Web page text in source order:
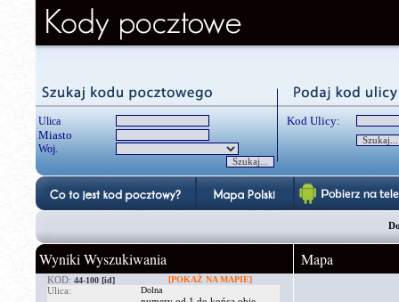
Ulica
Miasto
Woj.
Kod Ulicy:
Wyniki Wyszukiwania
KOD: 44-100 [id] [POKAŻ NA MAPIE]
Ulica: Dolna
Mapa